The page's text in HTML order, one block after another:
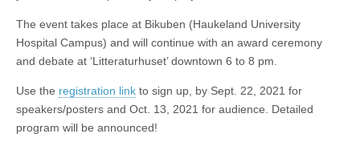
The event takes place at Bikuben (Haukeland University
Hospital Campus) and will continue with an award ceremony
and debate at ‘Litteraturhuset’ downtown 6 to 8 pm.
Use the registration link to sign up, by Sept. 22, 2021 for
speakers/posters and Oct. 13, 2021 for audience. Detailed
program will be announced!